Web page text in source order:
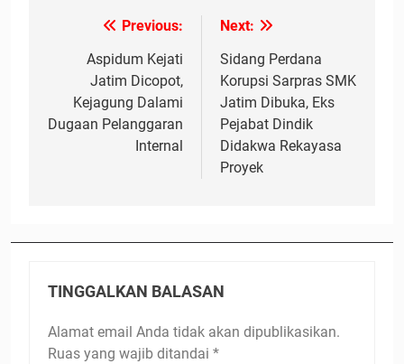
NavigasiPrevious:
Aspidum Kejati
Jatim Dicopot,
Kejagung Dalami
Dugaan Pelanggaran
Internal
Next:
Sidang Perdana
Korupsi Sarpras SMK
Jatim Dibuka, Eks
Pejabat Dindik
Didakwa Rekayasa
Proyek
TINGGALKAN BALASAN
Alamat email Anda tidak akan dipublikasikan.
Ruas yang wajib ditandai *